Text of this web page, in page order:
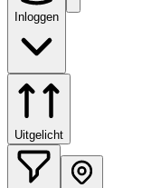
Inloggen
Uitgelicht